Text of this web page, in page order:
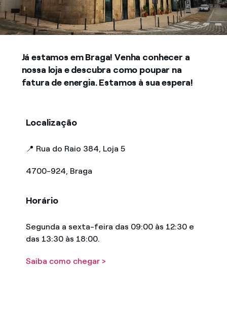
Já estamos em Braga! Venha conhecer a
nossa loja e descubra como poupar na
fatura de energia. Estamos à sua espera!
Localização
📍 Rua do Raio 384, Loja 5
4700-924, Braga
Horário
Segunda a sexta-feira das 09:00 às 12:30 e
das 13:30 às 18:00.
Saiba como chegar >